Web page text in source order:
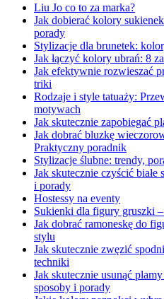
Liu Jo co to za marka?
Jak dobierać kolory
porady
Stylizacje dla brunetek:
Jak łączyć kolory ubrań: 8
Jak efektywnie rozwieszać
triki
Rodzaje i style tatuaży:
motywach
Jak skutecznie zapobiegać
Jak dobrać bluzkę
Praktyczny poradnik
Stylizacje ślubne: trendy,
Jak skutecznie czyścić
i porady
Hostessy na eventy
Sukienki dla figury gruszki
Jak dobrać ramoneskę do
stylu
Jak skutecznie zwęzić
techniki
Jak skutecznie usunąć
sposoby i porady